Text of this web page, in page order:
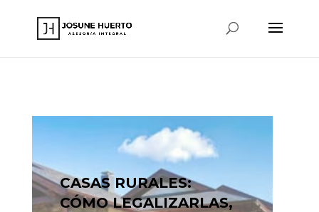
CASAS RURALES:
CÓMO LEGALIZARLAS,